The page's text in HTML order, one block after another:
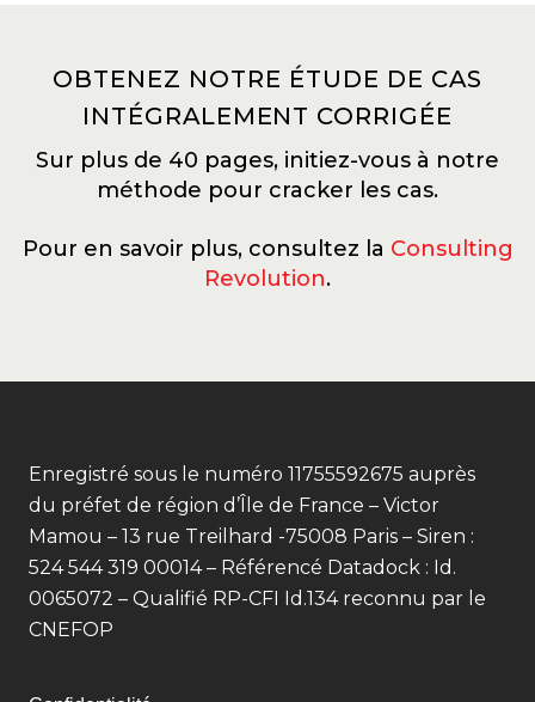
OBTENEZ NOTRE ÉTUDE DE CAS
INTÉGRALEMENT CORRIGÉE
Sur plus de 40 pages, initiez-vous à notre
méthode pour cracker les cas.
Pour en savoir plus, consultez la Consulting
Revolution.
Enregistré sous le numéro 11755592675 auprès
du préfet de région d’Île de France – Victor
Mamou – 13 rue Treilhard -75008 Paris – Siren :
524 544 319 00014 – Référencé Datadock : Id.
0065072 – Qualifié RP-CFI Id.134 reconnu par le
CNEFOP